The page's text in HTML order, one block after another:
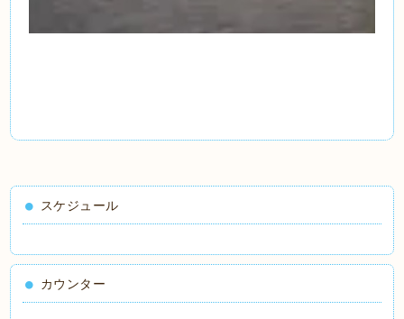
スケジュール
カウンター